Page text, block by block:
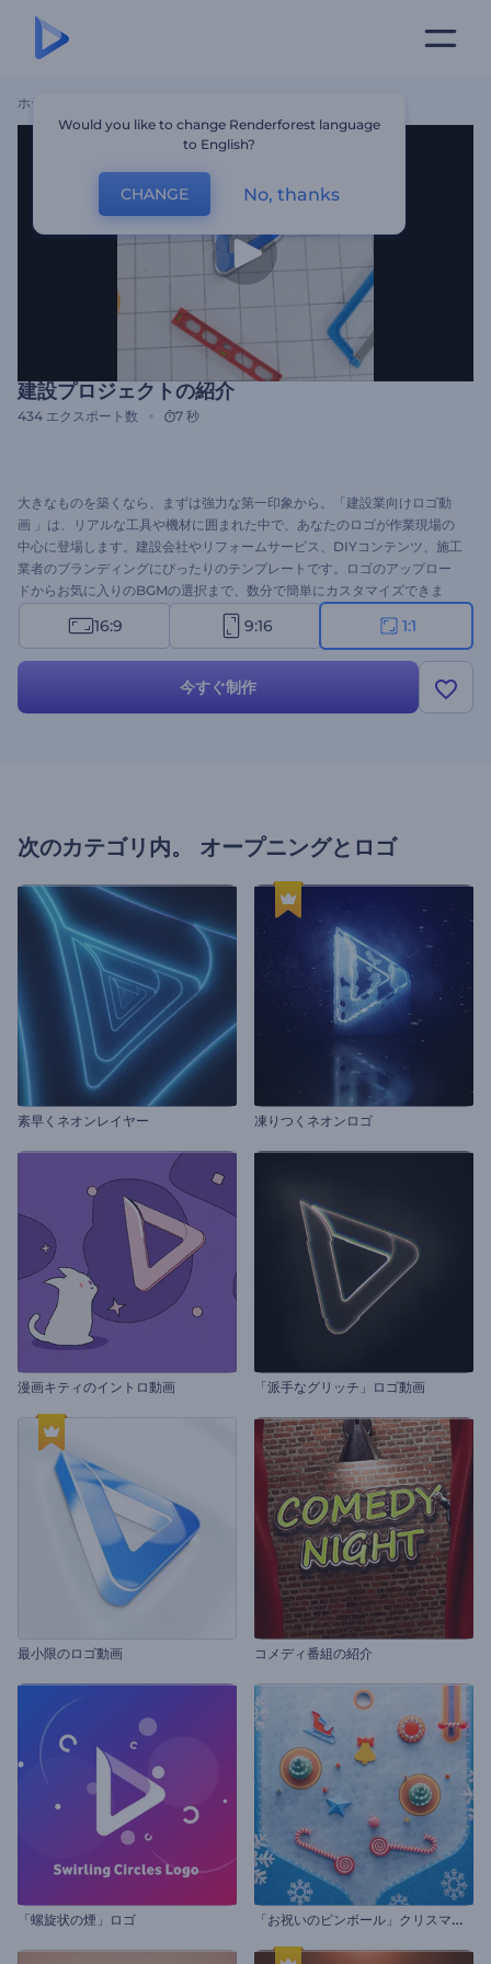
ホーム
建設プロジェクトの紹介
434 エクスポート数 7 秒
大きなものを築くなら、まずは強力な第一印象から。「建設業向けロゴ動
画 」は、リアルな工具や機材に囲まれた中で、あなたのロゴが作業現場の
中心に登場します。建設会社やリフォームサービス、DIYコンテンツ、施工
業者のブランディングにぴったりのテンプレートです。ロゴのアップロー
ドからお気に入りのBGMの選択まで、数分で簡単にカスタマイズできま
す。 今すぐ試して、印象的なスタートを切りましょう！
16:9 9:16 1:1
今すぐ制作
次のカテゴリ内。 オープニングとロゴ
素早くネオンレイヤー 凍りつくネオンロゴ
漫画キティのイントロ動画 「派手なグリッチ」ロゴ動画
最小限のロゴ動画 コメディ番組の紹介
「螺旋状の煙」ロゴ 「
お祝いのピンボール」クリスマスのグリーティング
Would you like to change Renderforest language
to English?
CHANGE No, thanks